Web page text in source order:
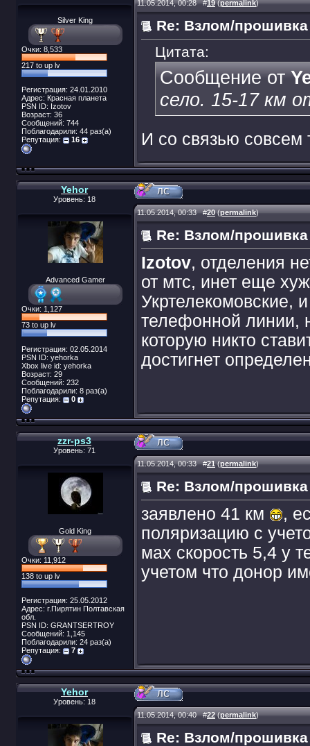
Silver King
Очки: 8,533
217 to up lv
Регистрация: 24.01.2010
Адрес: Красная планета
PSN ID: Izotov
Возраст: 36
Сообщений: 744
Поблагодарили: 44 раз(а)
Репутация:
16
11.05.2014, 00:28#19(permalink)
Re: Взлом/прошивка
Цитата:
Сообщение от
село. 15-17 км
И со связью совсем
Yehor
Уровень: 18
Advanced Gamer
Очки: 1,127
73 to up lv
Регистрация: 02.05.2014
PSN ID: yehorka
Xbox live id: yehorka
Возраст: 29
Сообщений: 232
Поблагодарили: 8 раз(а)
Репутация:
0
11.05.2014, 00:33#20(permalink)
Re: Взлом/прошивка
Izotov, отделения
от мтс, инет еще
Укртелекомовские,
телефонной линии,
которую никто
достигнет
zzr-ps3
Уровень: 71
Gold King
Очки: 11,912
138 to up lv
Регистрация: 25.05.2012
Адрес: г.Пирятин Полтавская
обл.
PSN ID: GRANTSERTROY
Сообщений: 1,145
Поблагодарили: 24 раз(а)
Репутация:
7
11.05.2014, 00:33#21(permalink)
Re: Взлом/прошивка
заявлено 41 км
,
поляризацию с
мах скорость 5,4 у
учетом что донор
Yehor
Уровень: 18
11.05.2014, 00:40#22(permalink)
Re: Взлом/прошивка